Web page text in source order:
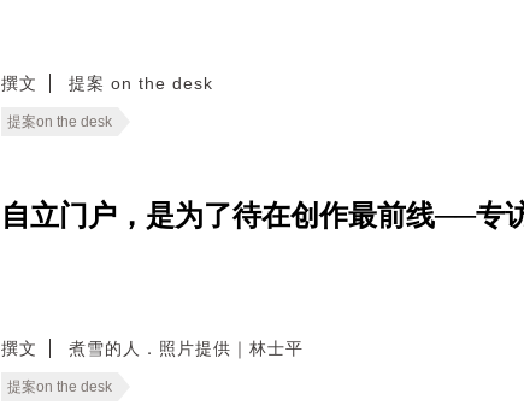
撰文 提案 on the desk
提案on the desk
自立门户，是为了待在创作最前线──专
撰文 煮雪的人．照片提供｜林士平
提案on the desk